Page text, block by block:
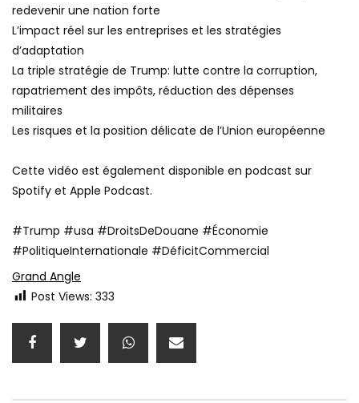
redevenir une nation forte
L’impact réel sur les entreprises et les stratégies
d’adaptation
La triple stratégie de Trump: lutte contre la corruption,
rapatriement des impôts, réduction des dépenses
militaires
Les risques et la position délicate de l’Union européenne
Cette vidéo est également disponible en podcast sur
Spotify et Apple Podcast.
#Trump #usa #DroitsDeDouane #Économie
#PolitiqueInternationale #DéficitCommercial
Grand Angle
Post Views: 333